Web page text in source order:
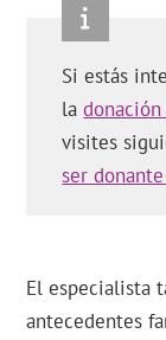
Si estás
la
visites
ser
El especialista
antecedentes